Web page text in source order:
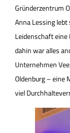
Gründerzentrum
Anna Lessing
Leidenschaft eine
dahin war alles
Unternehmen
Oldenburg – eine
viel